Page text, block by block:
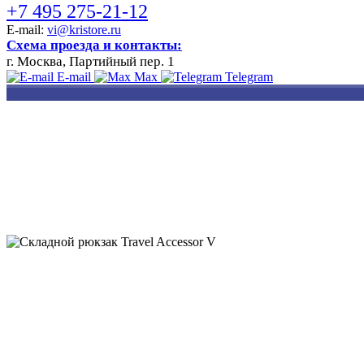
+7 495 275-21-12
E-mail: vi@kristore.ru
Схема проезда и контакты:
г. Москва, Партийный пер. 1
E-mail Max Telegram